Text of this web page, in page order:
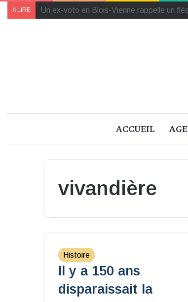
A LIRE Le feu vert à l’Académie Saint-Louis de
ACCUEIL
vivandière
Histoire
Il y a 150 ans
disparaissait la